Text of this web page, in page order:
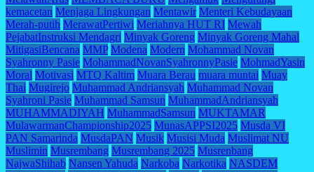
kemacetan Menjaga Lingkungan Mentawir Menteri Kebudayaan
Merah-putih MerawatPertiwi Meriahnya HUT RI Mewah
PejabatInstruksi Mendagri Minyak Goreng Minyak Goreng Mahal
MitigasiBencana MMP Modena Modern Mohammad Novan
Syahronny Pasie MohammadNovanSyahronnyPasie MohmadYasin
Moral Motivasi MTQ Kaltim Muara Berau muara muntai Muay
Thai Mugirejo Muhammad Andriansyah Muhammad Novan
Syahroni Pasie Muhammad Samsun MuhammadAndriansyah
MUHAMMADIYAH MuhammadSamsun MUKTAMAR
MulawarmanChampionship2025 MunasAPPSI2025 Musda VI
PAN Samarinda MusdaPAN Musik Musisi Muda Muslimat NU
Muslimin Musrembang Musrembang 2025 Musrenbang
NajwaShihab Nansen Yahuda Narkoba Narkotika NASDEM